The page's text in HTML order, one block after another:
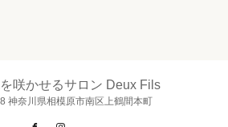
咲かせるサロン Deux Fils
神奈川県相模原市南区上鶴間本町
Facebook